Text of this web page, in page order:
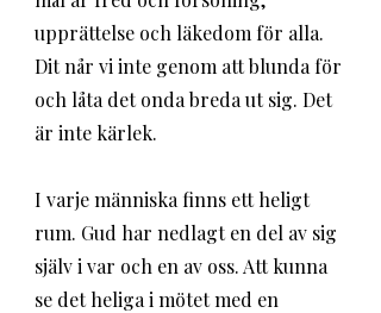
upprättelse och läkedom för alla.
Dit når vi inte genom att blunda för
och låta det onda breda ut sig. Det
är inte kärlek.
I varje människa finns ett heligt
rum. Gud har nedlagt en del av sig
själv i var och en av oss. Att kunna
se det heliga i mötet med en